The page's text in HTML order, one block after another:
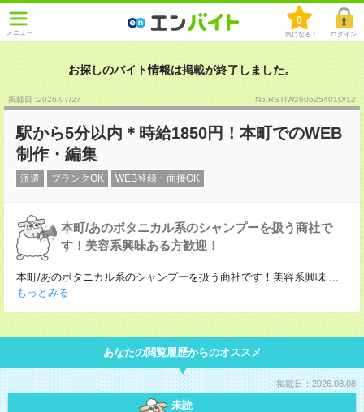
メニュー
0
気になる！ ログイン
お探しのバイト情報は掲載が終了しました。
掲載日 :2026/07/27 No.RSTIW260625401D/12
駅から5分以内＊時給1850円！本町でのWEB
制作・編集
派遣 ブランクOK WEB登録・面接OK
本町/あのボタニカル系のシャンプーを扱う商社で
す！美容系興味ある方歓迎！
本町/あのボタニカル系のシャンプーを扱う商社です！美容系興味 ...
もっとみる
あなたの閲覧履歴からのオススメ
掲載日：2026.08.08
未読